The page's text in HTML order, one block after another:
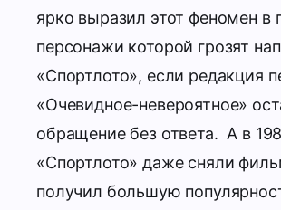
ярко выразил этот феномен в
персонажи которой грозят
«Спортлото», если редакция
«Очевидное-невероятное»
обращение без ответа. А в
«Спортлото» даже сняли
получил большую